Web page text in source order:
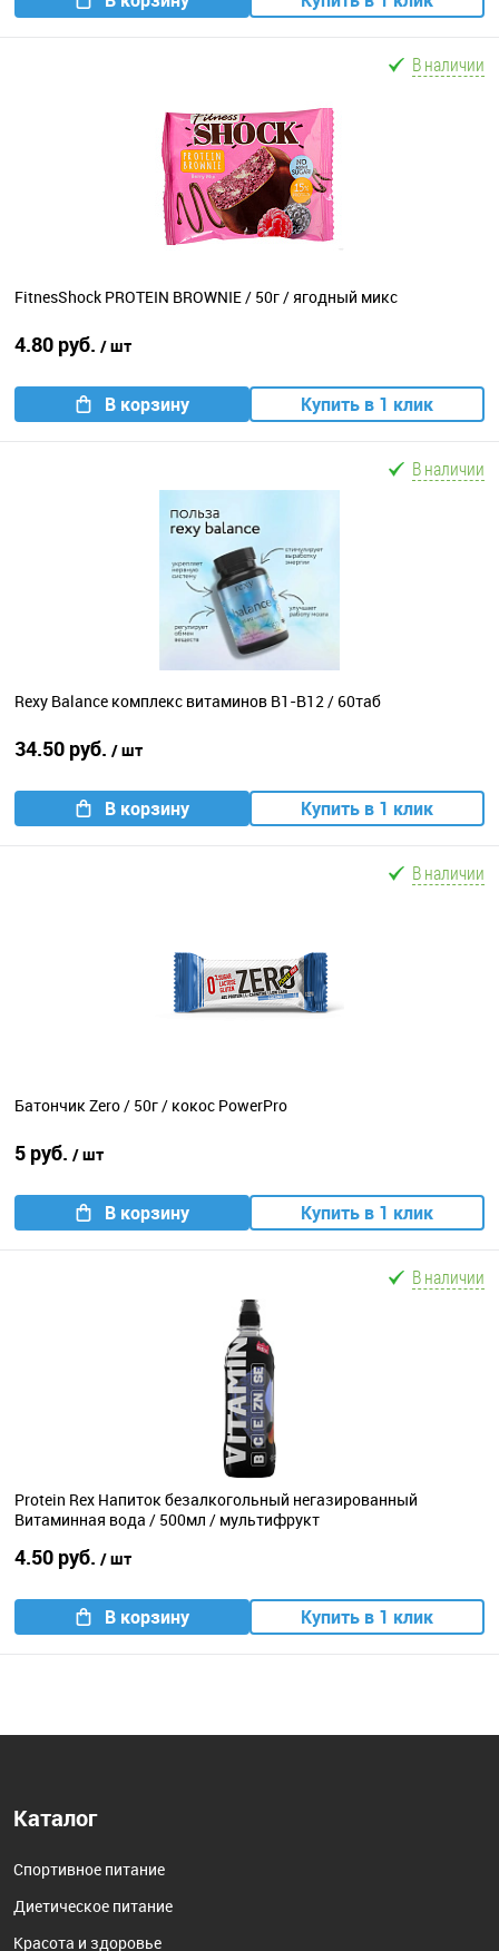
В наличии
FitnesShock PROTEIN BROWNIE / 50г / ягодный микс
4.80 руб. / шт
В корзину Купить в 1 клик
В наличии
Rexy Balance комплекс витаминов B1-B12 / 60таб
34.50 руб. / шт
В корзину Купить в 1 клик
В наличии
Батончик Zero / 50г / кокос PowerPro
5 руб. / шт
В корзину Купить в 1 клик
В наличии
Protein Rex Напиток безалкогольный негазированный
Витаминная вода / 500мл / мультифрукт
4.50 руб. / шт
В корзину Купить в 1 клик
Каталог
Спортивное питание
Диетическое питание
Красота и здоровье